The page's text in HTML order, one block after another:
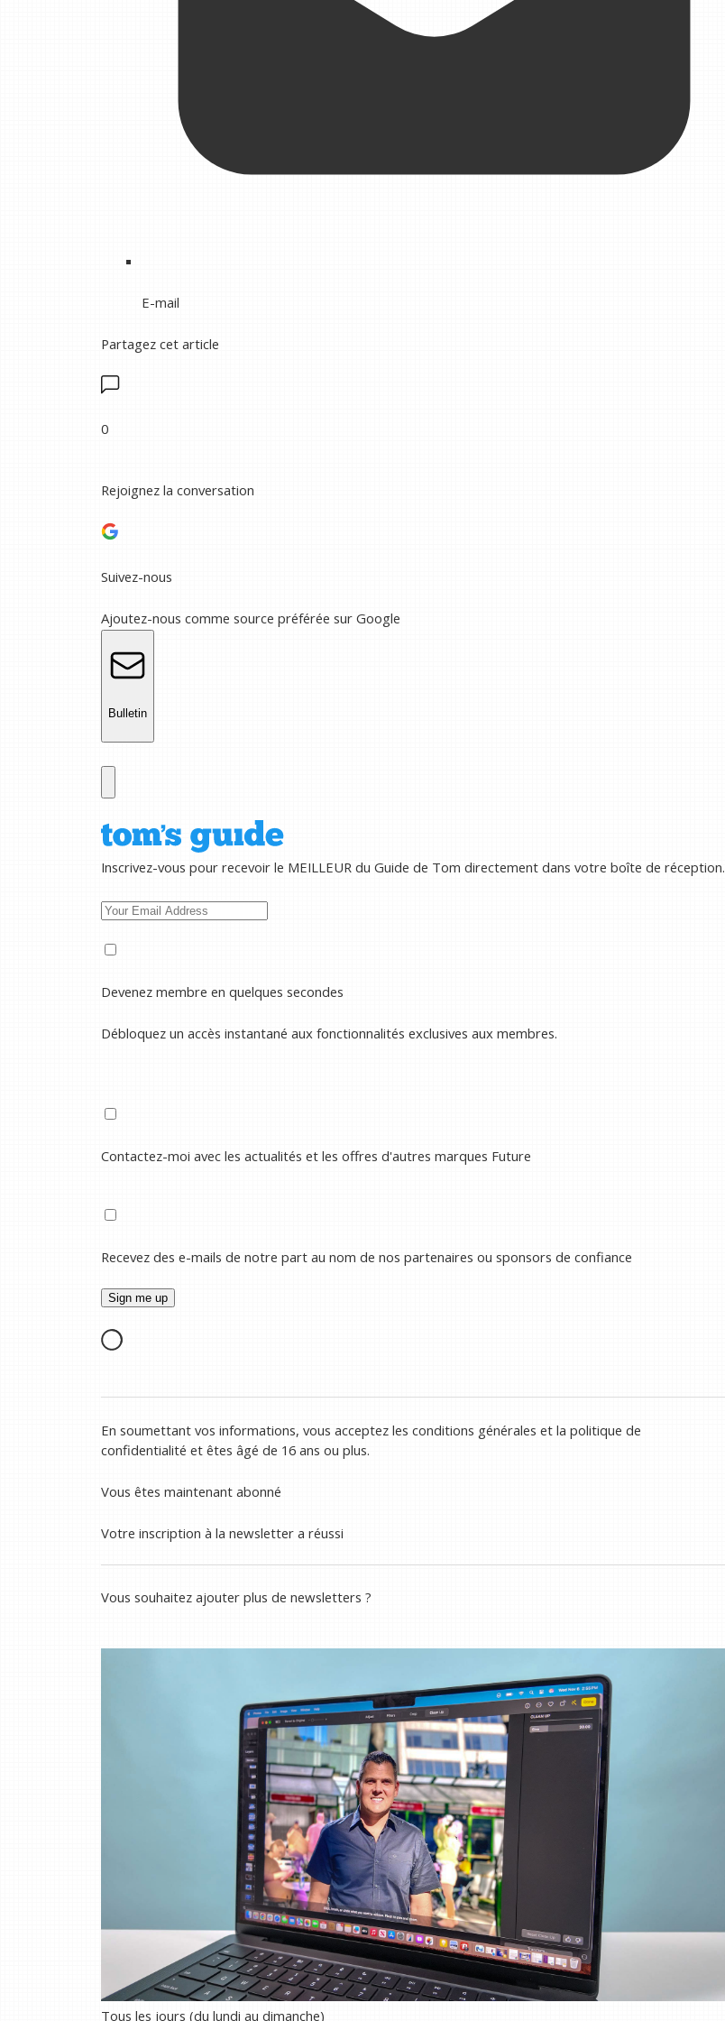
E-mail
Partagez cet article
0
Rejoignez la conversation
Suivez-nous
Ajoutez-nous comme source préférée sur Google
Bulletin
Inscrivez-vous pour recevoir le MEILLEUR du Guide de Tom directement dans votre boîte de réception.
Devenez membre en quelques secondes
Débloquez un accès instantané aux fonctionnalités exclusives aux membres.
Contactez-moi avec les actualités et les offres d'autres marques Future
Recevez des e-mails de notre part au nom de nos partenaires ou sponsors de confiance
En soumettant vos informations, vous acceptez les conditions générales et la politique de
confidentialité et êtes âgé de 16 ans ou plus.
Vous êtes maintenant abonné
Votre inscription à la newsletter a réussi
Vous souhaitez ajouter plus de newsletters ?
Tous les jours (du lundi au dimanche)